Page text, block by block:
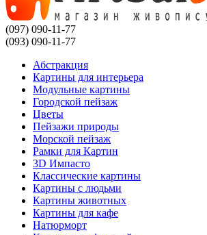
(097) 090-11-77
(093) 090-11-77
Абстракция
Картины для интерьера
Модульные картины
Городской пейзаж
Цветы
Пейзажи природы
Морской пейзаж
Рамки для Картин
3D Импасто
Классические картины
Картины с людьми
Картины животных
Картины для кафе
Натюрморт